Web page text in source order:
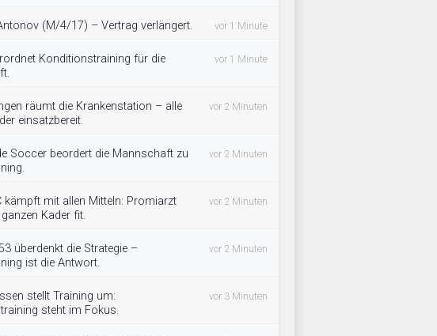
(M/4/17) – Vertrag verlängert. vor 1 Minute
Konditionstraining für die
vor 1 Minute
räumt die Krankenstation – alle
einsatzbereit.
vor 2 Minuten
Soccer beordert die Mannschaft zu
vor 2 Minuten
kämpft mit allen Mitteln: Promiarzt
Kader fit.
vor 2 Minuten
überdenkt die Strategie –
ist die Antwort.
vor 2 Minuten
stellt Training um:
steht im Fokus.
vor 3 Minuten